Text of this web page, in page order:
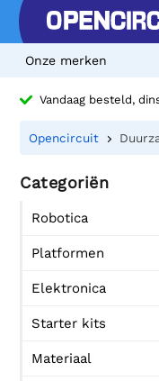
Onze merken
Vandaag besteld,
Opencircuit
Categoriën
Robotica
Platformen
Elektronica
Starter kits
Materiaal